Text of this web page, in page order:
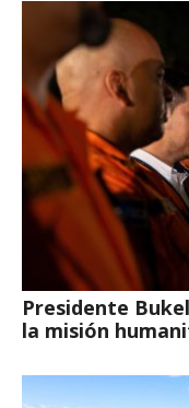
Presidente
la misión